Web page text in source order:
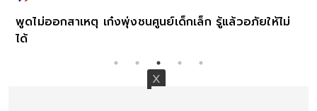
พูดไม่ออกสาเหตุ เก๋งพุ่งชนศูนย์เด็กเล็ก รู้แล้วอภัยให้ไม่
ได้